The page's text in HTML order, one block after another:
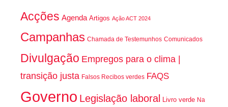
Acções Agenda Artigos Ação ACT 2024
Campanhas Chamada de Testemunhos Comunicados
Divulgação Empregos para o clima |
transição justa Falsos Recibos verdes FAQS
Governo Legislação laboral Livro verde Na